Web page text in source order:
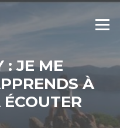
Menu
:JE ME
À